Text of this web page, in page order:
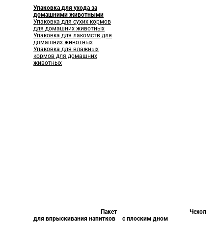
Упаковка для ухода за
домашними животными
Упаковка для сухих кормов
для домашних животных
Упаковка для лакомств для
домашних животных
Упаковка для влажных
кормов для домашних
животных
Пакет
для впрыскивания напитков
Чехол
с плоским дном